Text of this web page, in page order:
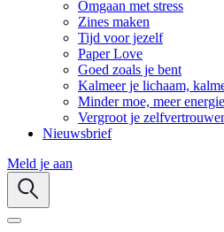
Omgaan met stress
Zines maken
Tijd voor jezelf
Paper Love
Goed zoals je bent
Kalmeer je lichaam,
Minder moe, meer energie
Vergroot je
Nieuwsbrief
Meld je aan